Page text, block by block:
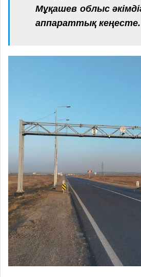
Мұқашев облыс
аппараттық кеңесте.